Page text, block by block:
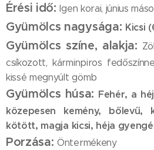
Érési idő:Igen korai, június
Gyümölcs nagysága: Kicsi
Gyümölcs színe, alakja:
csíkozott, kárminpiros
kissé megnyúlt gömb
Gyümölcs húsa: Fehér, a
közepesen kemény, bőlevű,
kötött, magja kicsi, héja
Porzása:Öntermékeny